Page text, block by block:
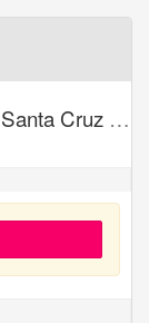
Santa Cruz CF